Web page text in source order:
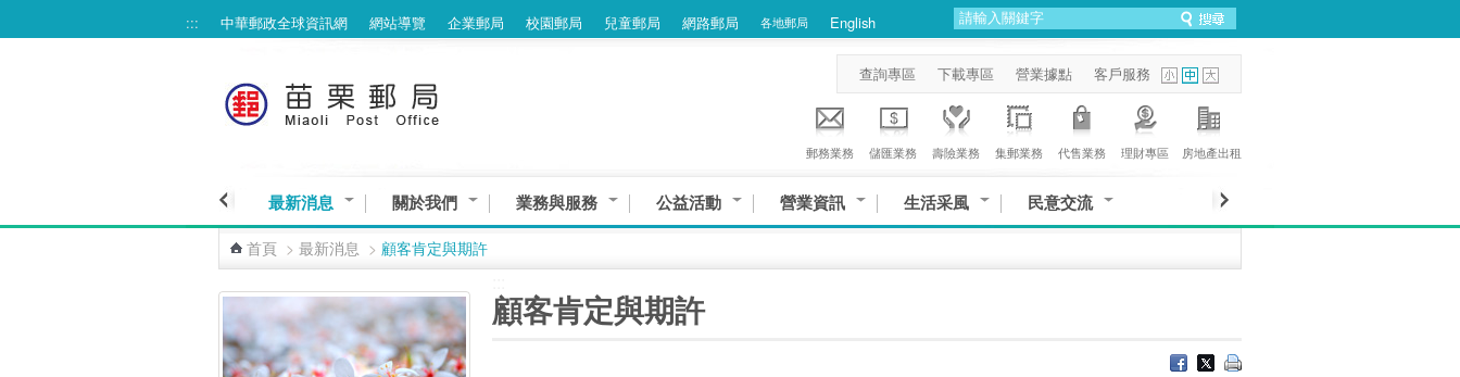
::: 中華郵政全球資訊網 網站導覽 企業郵局 校園郵局 兒童郵局 網路郵局 各地郵局 English
查詢專區 下載專區 營業據點 客戶服務
郵務業務 儲匯業務 壽險業務 集郵業務 代售業務 理財專區 房地產出租
最新消息 關於我們 業務與服務 公益活動 營業資訊 生活采風 民意交流
首頁 > 最新消息 > 顧客肯定與期許
顧客肯定與期許